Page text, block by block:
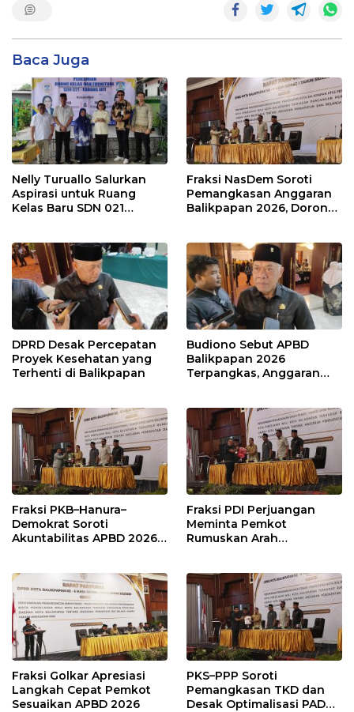
Baca Juga
Nelly Turuallo Salurkan
Aspirasi untuk Ruang
Kelas Baru SDN 021
Fraksi NasDem Soroti
Pemangkasan Anggaran
Balikpapan 2026, Dorong
DPRD Desak Percepatan
Proyek Kesehatan yang
Terhenti di Balikpapan
Budiono Sebut APBD
Balikpapan 2026
Terpangkas, Anggaran
Fraksi PKB–Hanura–
Demokrat Soroti
Akuntabilitas APBD 2026
Modal
Fraksi PDI Perjuangan
Meminta Pemkot
Rumuskan Arah
Penyangga IKN
Fraksi Golkar Apresiasi
Langkah Cepat Pemkot
Sesuaikan APBD 2026
PKS–PPP Soroti
Pemangkasan TKD dan
Desak Optimalisasi PAD